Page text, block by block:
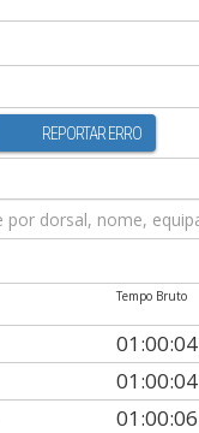
REPORTAR ERRO
Tempo Bruto
01:00:04
01:00:04
01:00:06